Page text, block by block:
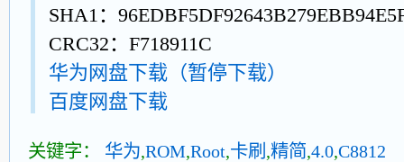
SHA1：
CRC32：F718911C
华为网盘下载（暂停下载）
百度网盘下载
关键字： 华为,ROM,Root,卡刷 ,精简,4.0,C8812